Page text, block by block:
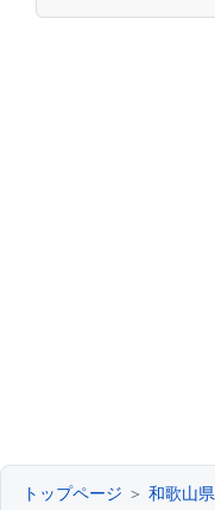
トップページ ＞ 和歌山県